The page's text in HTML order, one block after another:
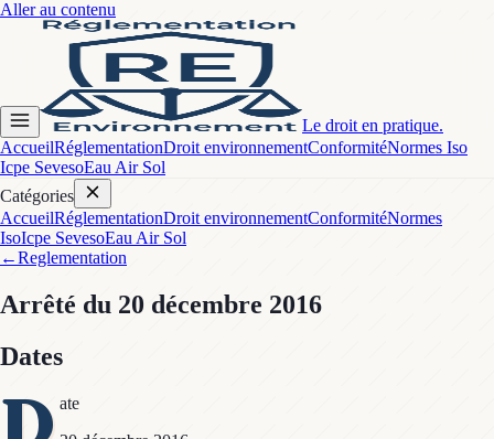
Aller au contenu
Le droit en pratique.
AccueilRéglementationDroit environnementConformitéNormes Iso
Icpe SevesoEau Air Sol
Catégories
AccueilRéglementationDroit environnementConformitéNormes
IsoIcpe SevesoEau Air Sol
←Reglementation
Arrêté du 20 décembre 2016
Dates
ate